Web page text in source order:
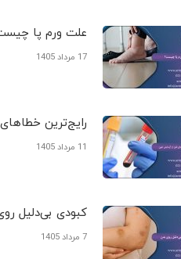
علت ورم پا
17 مرداد 1405
رایج‌ترین
11 مرداد 1405
کبودی‌ بی‌دلیل
7 مرداد 1405